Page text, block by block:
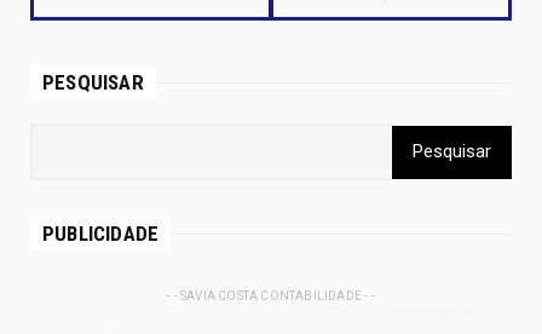
PESQUISAR
PUBLICIDADE
- - SAVIA COSTA CONTABILIDADE - -